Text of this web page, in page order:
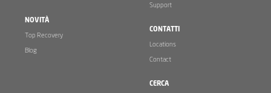
NOVITÀ
Top Recovery
Blog
Support
CONTATTI
Locations
Contact
CERCA